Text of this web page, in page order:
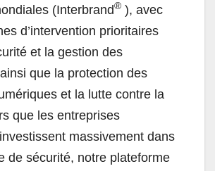
(Interbrand® ), avec
d’intervention prioritaires
et la gestion des
que la protection des
et la lutte contre la
que les entreprises
massivement dans
de sécurité, notre plateforme